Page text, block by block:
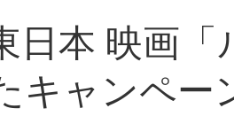
日本 映画
キャンペー